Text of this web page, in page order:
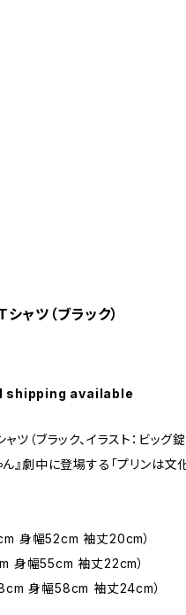
ャツ（ブラック）
shipping available
ツ（ブラック、イラスト：ビッグ錠
ん』劇中に登場する「プリンは文
身幅52cm 袖丈20cm）
身幅55cm 袖丈22cm）
身幅58cm 袖丈24cm）